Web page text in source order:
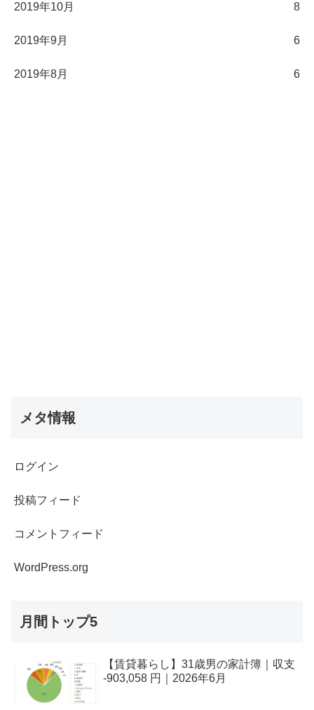
2019年10月 8
2019年9月 6
2019年8月 6
メタ情報
ログイン
投稿フィード
コメントフィード
WordPress.org
月間トップ5
【賃貸暮らし】31歳男の家計簿｜収支
-903,058 円｜2026年6月